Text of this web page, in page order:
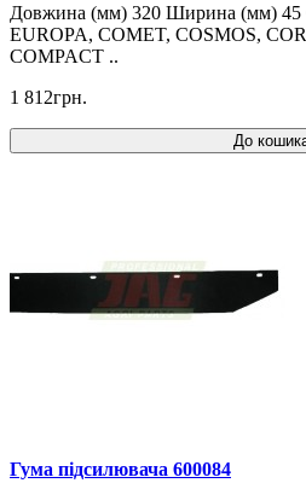
Довжина (мм) 320 Ширина (мм) 45
EUROPA, COMET, COSMOS,
COMPACT ..
1 812грн.
До
Гума підсилювача 600084